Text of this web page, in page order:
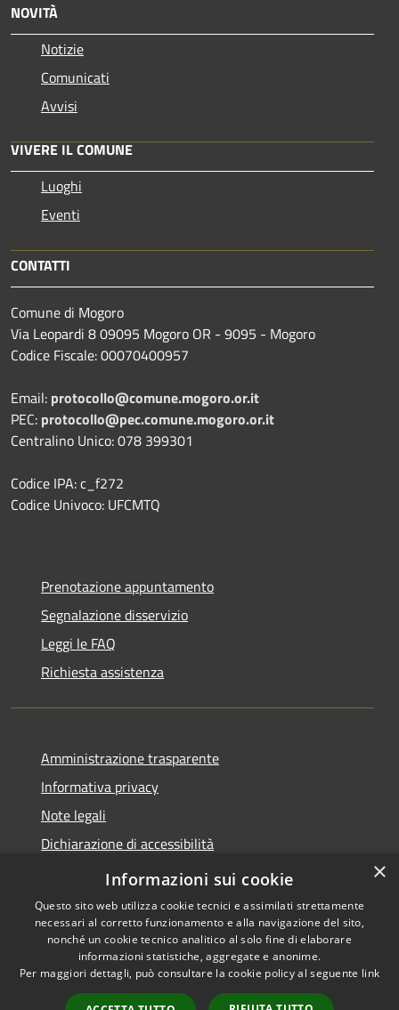
NOVITÀ
Notizie
Comunicati
Avvisi
VIVERE IL COMUNE
Luoghi
Eventi
CONTATTI
Comune di Mogoro
Via Leopardi 8 09095 Mogoro OR - 9095 - Mogoro
Codice Fiscale: 00070400957
Email: protocollo@comune.mogoro.or.it
PEC: protocollo@pec.comune.mogoro.or.it
Centralino Unico: 078 399301
Codice IPA: c_f272
Codice Univoco: UFCMTQ
Prenotazione appuntamento
Segnalazione disservizio
Leggi le FAQ
Richiesta assistenza
Amministrazione trasparente
Informativa privacy
Note legali
Dichiarazione di accessibilità
Obiettivi di accessibilità
Accessibilità
Copyright © 2026 • Comune di
Mogoro • Powered by
Municipium• Accesso
×
Informazioni sui cookie
Questo sito web utilizza cookie tecnici e assimilati strettamente
necessari al corretto funzionamento e alla navigazione del sito,
nonché un cookie tecnico analitico al solo fine di elaborare
informazioni statistiche, aggregate e anonime.
Per maggiori dettagli, può consultare la cookie policy al seguente link